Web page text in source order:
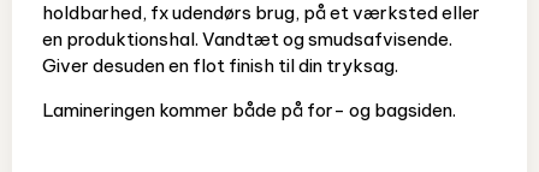
holdbarhed, fx udendørs brug, på et værksted eller
en produktionshal. Vandtæt og smudsafvisende.
Giver desuden en flot finish til din tryksag.
Lamineringen kommer både på for- og bagsiden.